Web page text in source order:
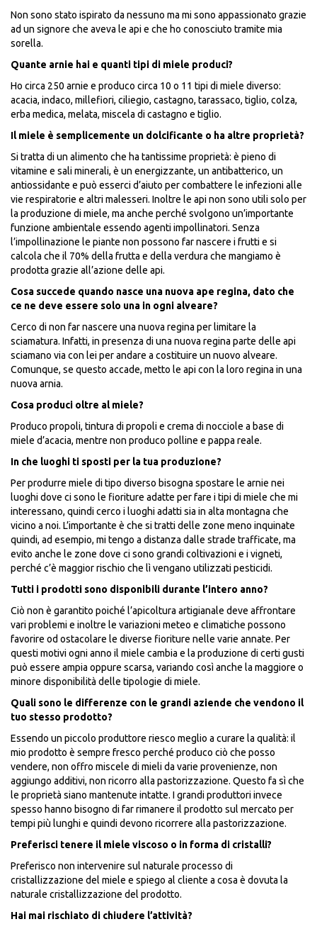
Non sono stato ispirato da nessuno ma mi sono appassionato grazie
ad un signore che aveva le api e che ho conosciuto tramite mia
sorella.
Quante arnie hai e quanti tipi di miele produci?
Ho circa 250 arnie e produco circa 10 o 11 tipi di miele diverso:
acacia, indaco, millefiori, ciliegio, castagno, tarassaco, tiglio, colza,
erba medica, melata, miscela di castagno e tiglio.
Il miele è semplicemente un dolcificante o ha altre proprietà?
Si tratta di un alimento che ha tantissime proprietà: è pieno di
vitamine e sali minerali, è un energizzante, un antibatterico, un
antiossidante e può esserci d’aiuto per combattere le infezioni alle
vie respiratorie e altri malesseri. Inoltre le api non sono utili solo per
la produzione di miele, ma anche perché svolgono un’importante
funzione ambientale essendo agenti impollinatori. Senza
l’impollinazione le piante non possono far nascere i frutti e si
calcola che il 70% della frutta e della verdura che mangiamo è
prodotta grazie all’azione delle api.
Cosa succede quando nasce una nuova ape regina, dato che
ce ne deve essere solo una in ogni alveare?
Cerco di non far nascere una nuova regina per limitare la
sciamatura. Infatti, in presenza di una nuova regina parte delle api
sciamano via con lei per andare a costituire un nuovo alveare.
Comunque, se questo accade, metto le api con la loro regina in una
nuova arnia.
Cosa produci oltre al miele?
Produco propoli, tintura di propoli e crema di nocciole a base di
miele d’acacia, mentre non produco polline e pappa reale.
In che luoghi ti sposti per la tua produzione?
Per produrre miele di tipo diverso bisogna spostare le arnie nei
luoghi dove ci sono le fioriture adatte per fare i tipi di miele che mi
interessano, quindi cerco i luoghi adatti sia in alta montagna che
vicino a noi. L’importante è che si tratti delle zone meno inquinate
quindi, ad esempio, mi tengo a distanza dalle strade trafficate, ma
evito anche le zone dove ci sono grandi coltivazioni e i vigneti,
perché c’è maggior rischio che lì vengano utilizzati pesticidi.
Tutti i prodotti sono disponibili durante l’intero anno?
Ciò non è garantito poiché l’apicoltura artigianale deve affrontare
vari problemi e inoltre le variazioni meteo e climatiche possono
favorire od ostacolare le diverse fioriture nelle varie annate. Per
questi motivi ogni anno il miele cambia e la produzione di certi gusti
può essere ampia oppure scarsa, variando così anche la maggiore o
minore disponibilità delle tipologie di miele.
Quali sono le differenze con le grandi aziende che vendono il
tuo stesso prodotto?
Essendo un piccolo produttore riesco meglio a curare la qualità: il
mio prodotto è sempre fresco perché produco ciò che posso
vendere, non offro miscele di mieli da varie provenienze, non
aggiungo additivi, non ricorro alla pastorizzazione. Questo fa sì che
le proprietà siano mantenute intatte. I grandi produttori invece
spesso hanno bisogno di far rimanere il prodotto sul mercato per
tempi più lunghi e quindi devono ricorrere alla pastorizzazione.
Preferisci tenere il miele viscoso o in forma di cristalli?
Preferisco non intervenire sul naturale processo di
cristallizzazione del miele e spiego al cliente a cosa è dovuta la
naturale cristallizzazione del prodotto.
Hai mai rischiato di chiudere l’attività?